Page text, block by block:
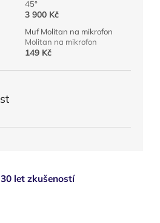
45°
3 900 Kč
Muf Molitan na mikrofon
Molitan na mikrofon
149 Kč
30 let zkušeností